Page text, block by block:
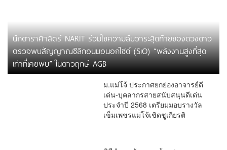
นักดาราศาสตร์ NARIT ร่วมไขความลับวาระสุดท้ายของดวงดาว
ตรวจพบสัญญาณซิลิกอนมอนอกไซด์ (SiO) “พลังงานสูงที่สุด
เท่าที่เคยพบ” ในดาวฤกษ์ AGB
ม.แม่โจ้ ประกาศยกย่องอาจารย์ดี
เด่น-บุคลากรสายสนับสนุนดีเด่น
ประจำปี 2568 เตรียมมอบรางวัล
เข็มเพชรแม่โจ้เชิดชูเกียรติ